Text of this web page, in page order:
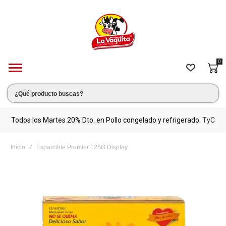
0
Todos los Martes 20% Dto. en Pollo congelado y refrigerado. TyC
Inicio Esparcible Premier 125G Display